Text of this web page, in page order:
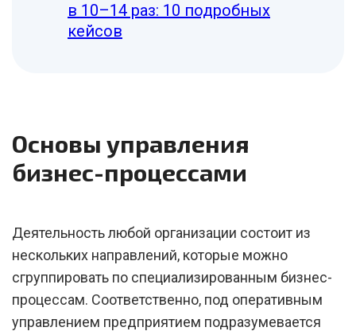
в 10–14 раз: 10 подробных
кейсов
Основы управления
бизнес-процессами
Деятельность любой организации состоит из
нескольких направлений, которые можно
сгруппировать по специализированным бизнес-
процессам. Соответственно, под оперативным
управлением предприятием подразумевается